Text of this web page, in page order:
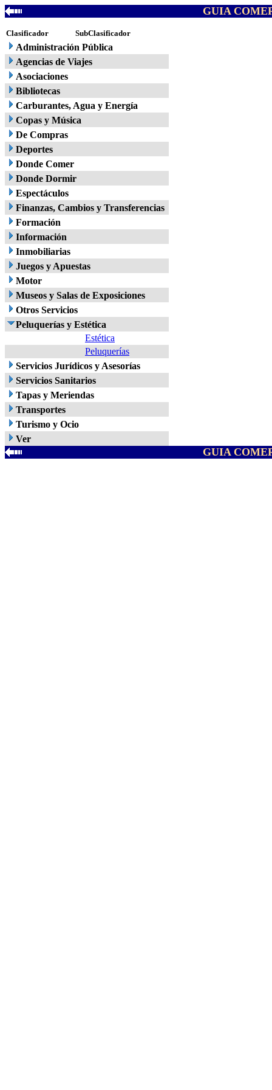
GUIA
Clasificador SubClasificador
Administración Pública
Agencias de Viajes
Asociaciones
Bibliotecas
Carburantes, Agua y Energía
Copas y Música
De Compras
Deportes
Donde Comer
Donde Dormir
Espectáculos
Finanzas, Cambios y Transferencias
Formación
Información
Inmobiliarias
Juegos y Apuestas
Motor
Museos y Salas de Exposiciones
Otros Servicios
Peluquerías y Estética
Estética
Peluquerías
Servicios Jurídicos y Asesorías
Servicios Sanitarios
Tapas y Meriendas
Transportes
Turismo y Ocio
Ver
GUIA